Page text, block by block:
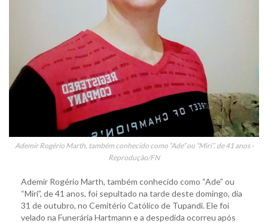
Ademir Rogério Marth, também conhecido como “Ade” ou “Miri”, de 41 anos -
Reprodução/FN
Ademir Rogério Marth, também conhecido como “Ade” ou
“Miri”, de 41 anos, foi sepultado na tarde deste domingo, dia
31 de outubro, no Cemitério Católico de Tupandi. Ele foi
velado na Funerária Hartmann e a despedida ocorreu após